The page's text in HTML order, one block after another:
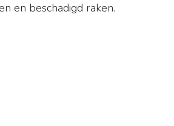
en beschadigd raken.